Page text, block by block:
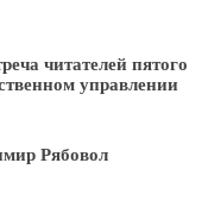
читателей пятого
управлении
Рябовол